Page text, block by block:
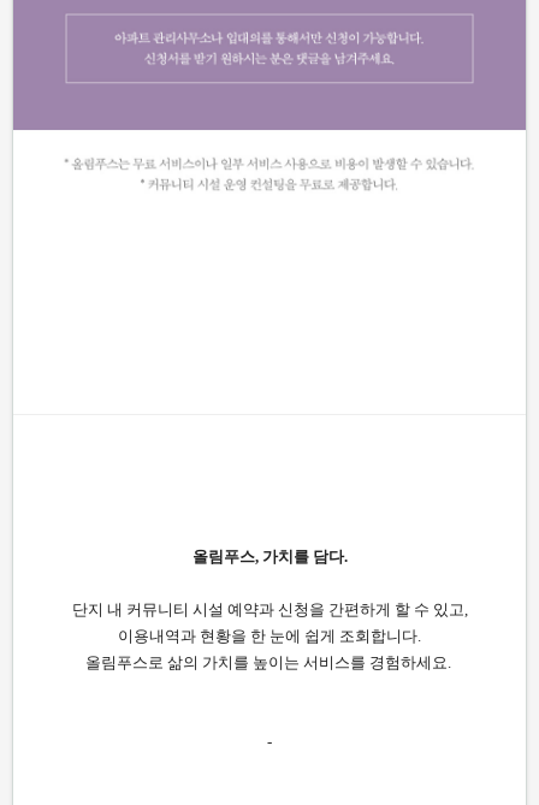
올림푸스, 가치를 담다.
단지 내 커뮤니티 시설 예약과 신청을 간편하게 할 수 있고,
이용내역과 현황을 한 눈에 쉽게 조회합니다.
올림푸스로 삶의 가치를 높이는 서비스를 경험하세요.
-